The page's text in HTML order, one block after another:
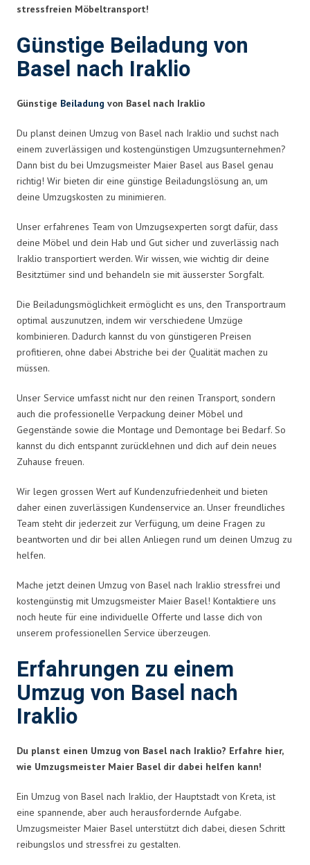
stressfreien Möbeltransport!
Günstige Beiladung von
Basel nach Iraklio
Günstige Beiladung von Basel nach Iraklio
Du planst deinen Umzug von Basel nach Iraklio und suchst nach
einem zuverlässigen und kostengünstigen Umzugsunternehmen?
Dann bist du bei Umzugsmeister Maier Basel aus Basel genau
richtig! Wir bieten dir eine günstige Beiladungslösung an, um
deine Umzugskosten zu minimieren.
Unser erfahrenes Team von Umzugsexperten sorgt dafür, dass
deine Möbel und dein Hab und Gut sicher und zuverlässig nach
Iraklio transportiert werden. Wir wissen, wie wichtig dir deine
Besitztümer sind und behandeln sie mit äusserster Sorgfalt.
Die Beiladungsmöglichkeit ermöglicht es uns, den Transportraum
optimal auszunutzen, indem wir verschiedene Umzüge
kombinieren. Dadurch kannst du von günstigeren Preisen
profitieren, ohne dabei Abstriche bei der Qualität machen zu
müssen.
Unser Service umfasst nicht nur den reinen Transport, sondern
auch die professionelle Verpackung deiner Möbel und
Gegenstände sowie die Montage und Demontage bei Bedarf. So
kannst du dich entspannt zurücklehnen und dich auf dein neues
Zuhause freuen.
Wir legen grossen Wert auf Kundenzufriedenheit und bieten
daher einen zuverlässigen Kundenservice an. Unser freundliches
Team steht dir jederzeit zur Verfügung, um deine Fragen zu
beantworten und dir bei allen Anliegen rund um deinen Umzug zu
helfen.
Mache jetzt deinen Umzug von Basel nach Iraklio stressfrei und
kostengünstig mit Umzugsmeister Maier Basel! Kontaktiere uns
noch heute für eine individuelle Offerte und lasse dich von
unserem professionellen Service überzeugen.
Erfahrungen zu einem
Umzug von Basel nach
Iraklio
Du planst einen Umzug von Basel nach Iraklio? Erfahre hier,
wie Umzugsmeister Maier Basel dir dabei helfen kann!
Ein Umzug von Basel nach Iraklio, der Hauptstadt von Kreta, ist
eine spannende, aber auch herausfordernde Aufgabe.
Umzugsmeister Maier Basel unterstützt dich dabei, diesen Schritt
reibungslos und stressfrei zu gestalten.